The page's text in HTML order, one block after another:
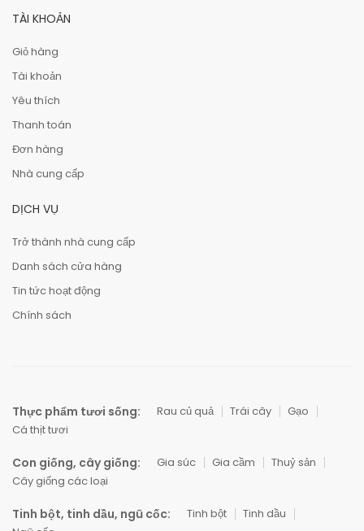
TÀI KHOẢN
Giỏ hàng
Tài khoản
Yêu thích
Thanh toán
Đơn hàng
Nhà cung cấp
DỊCH VỤ
Trở thành nhà cung cấp
Danh sách cửa hàng
Tin tức hoạt động
Chính sách
Thực phẩm tươi sống: Rau củ quả Trái cây
Gạo
Cá thịt tươi
Con giống, cây giống: Gia súc Gia cầm
Thuỷ sản
Cây giống các loại
Tinh bột, tinh dầu, ngũ cốc: Tinh bột
Tinh dầu